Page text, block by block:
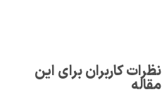
نظرات کاربران برای این
مقاله